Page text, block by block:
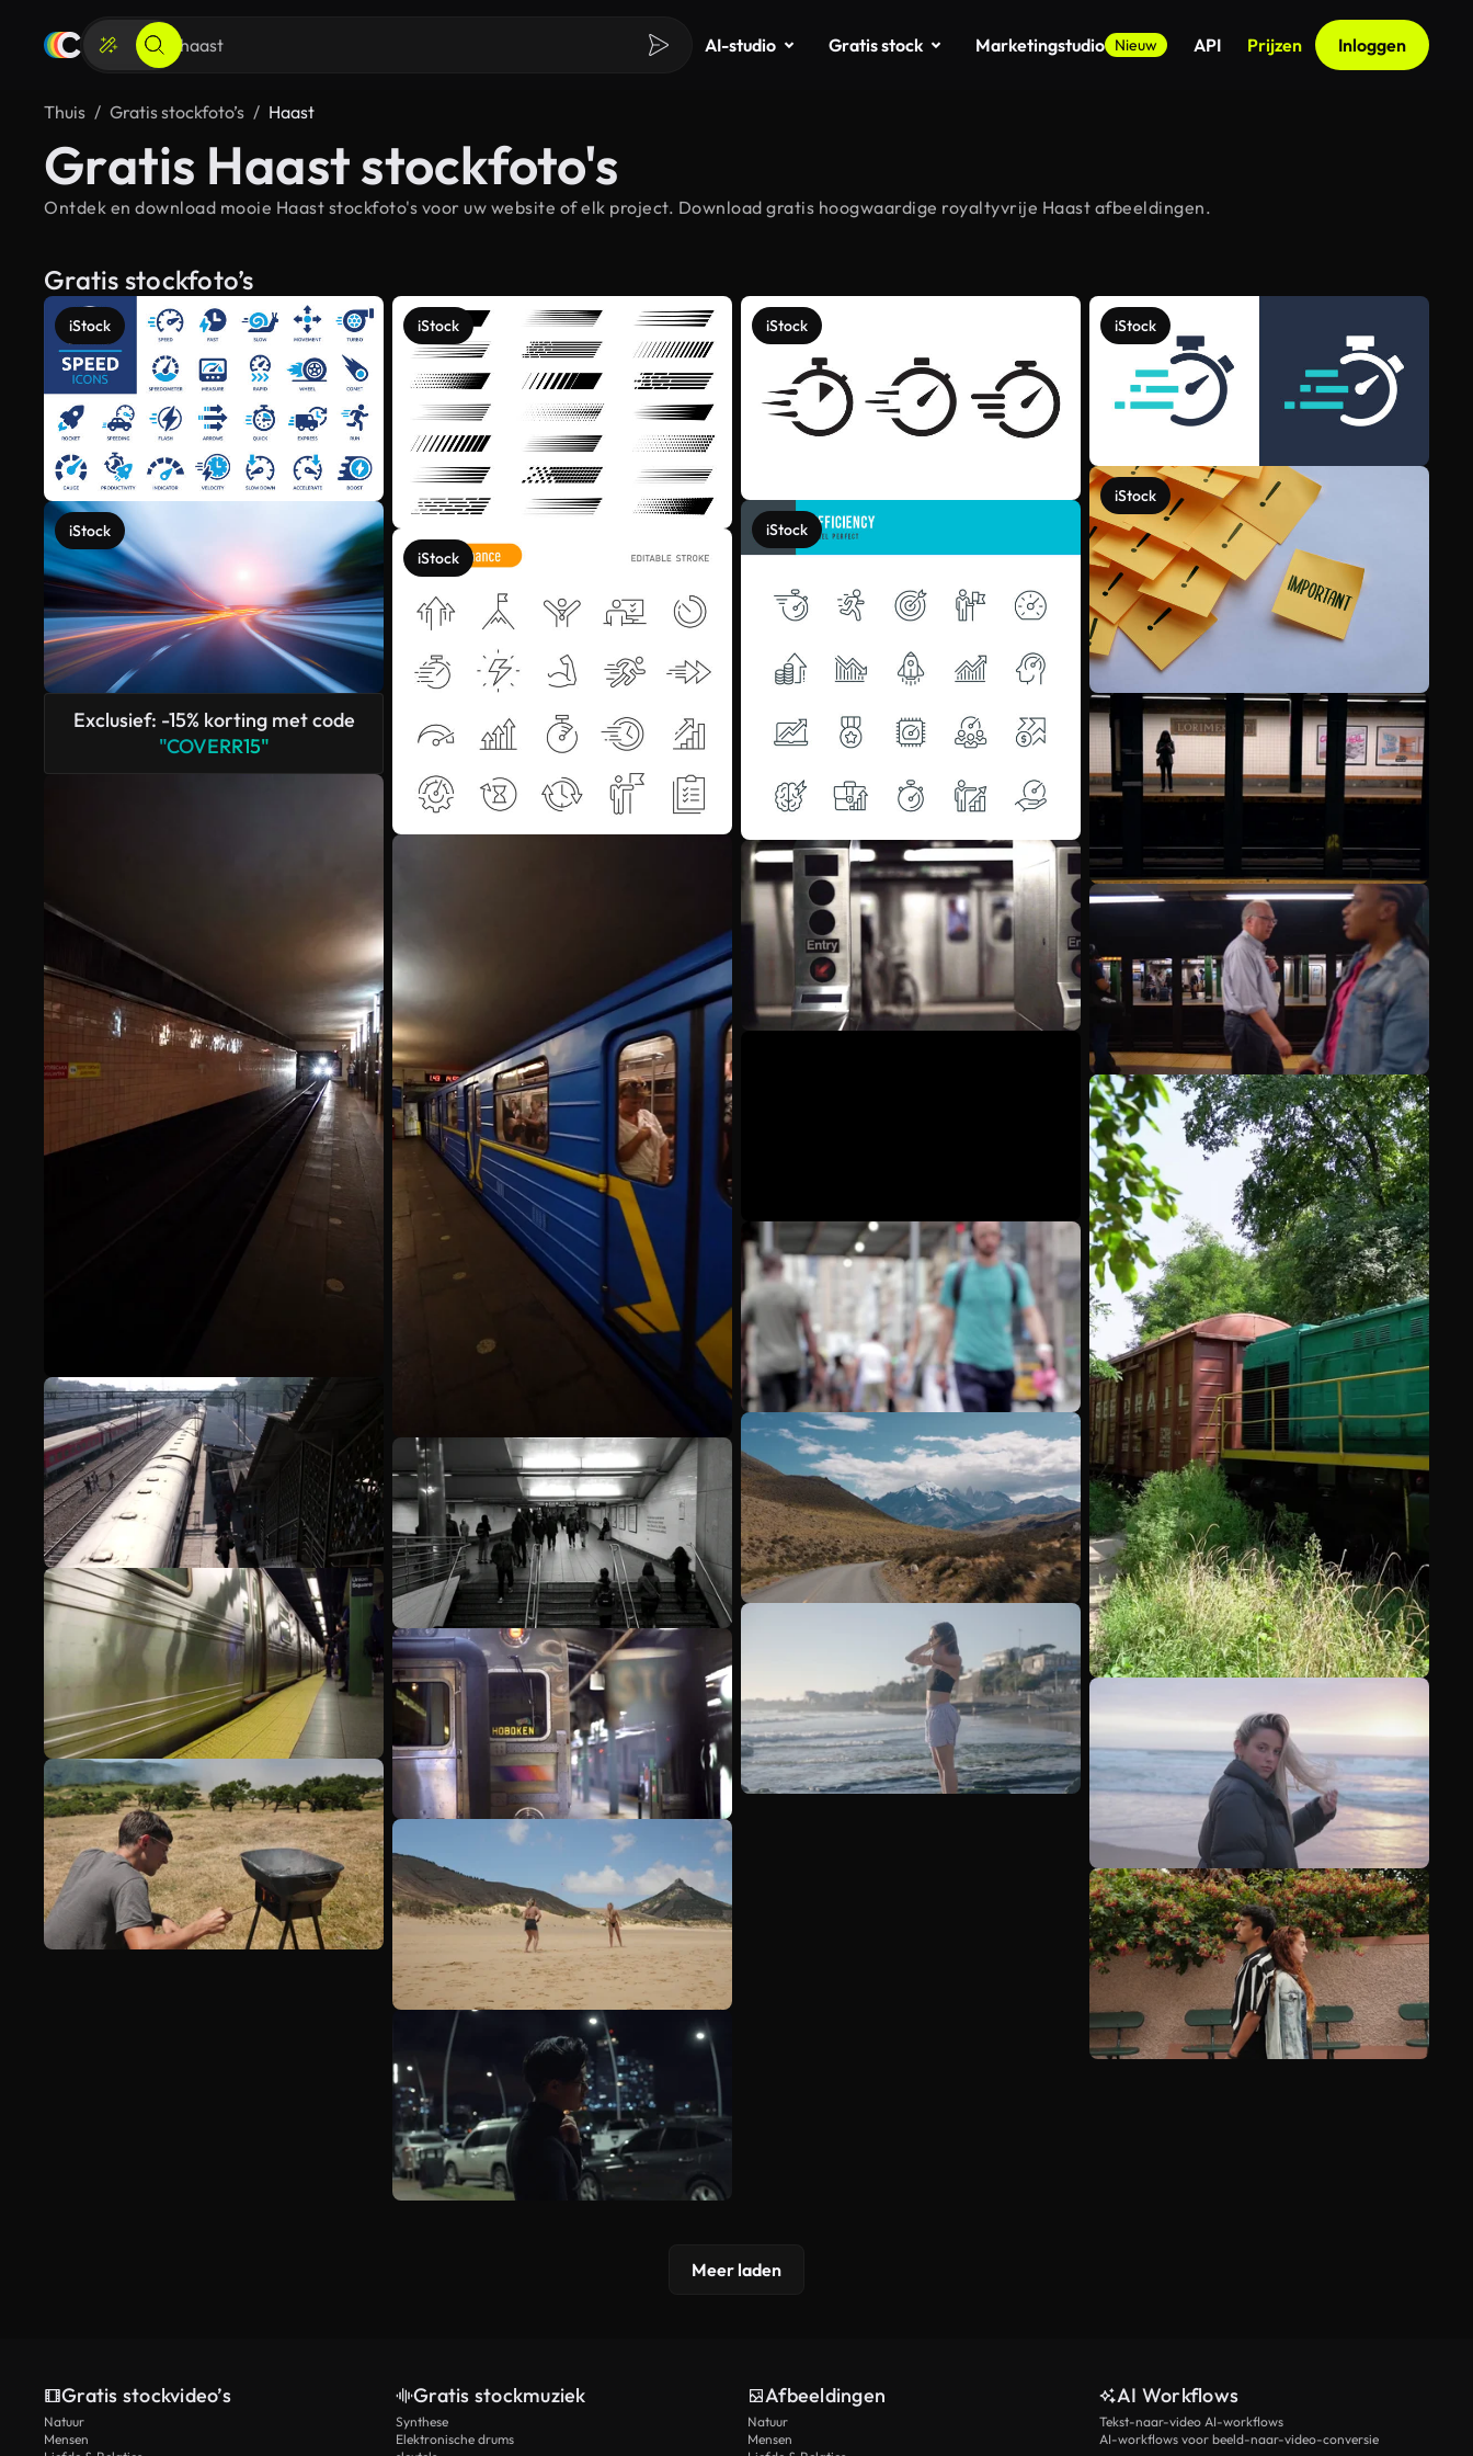
AI-studio Gratis stock Marketingstudio Nieuw API Prijzen Inloggen
Thuis Gratis stockfoto’s Haast
Gratis Haast stockfoto's
Ontdek en download mooie Haast stockfoto's voor uw website of elk project. Download gratis hoogwaardige royaltyvrije Haast afbeeldingen.
Gratis stockfoto’s
iStock
iStock
Exclusief: -15% korting met code
"COVERR15"
iStock
iStock
iStock
iStock
iStock
iStock
Meer bekijken
Meer laden
Gratis stockvideo’s
Natuur
Mensen
Gratis stockmuziek
Synthese
Elektronische drums
Afbeeldingen
Natuur
Mensen
AI Workflows
Tekst-naar-video AI-workflows
AI-workflows voor beeld-naar-video-conversie